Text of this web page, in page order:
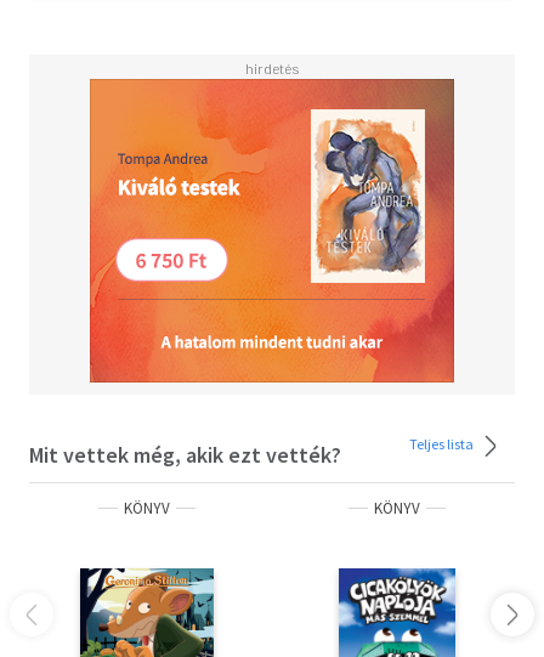
mint a Négy madár titka - hajrá, ifjú olvasók, ifjú
Mit vettek még, akik ezt vették? Teljes lista
KÖNYV KÖNYV